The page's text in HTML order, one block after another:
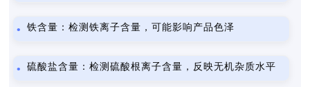
铁含量：检测铁离子含量，可能影响产品色泽
硫酸盐含量：检测硫酸根离子含量，反映无机杂质水平